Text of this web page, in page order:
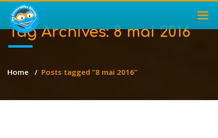
Tag Archives:8 mai 2016
Home / Posts tagged "8 mai 2016"